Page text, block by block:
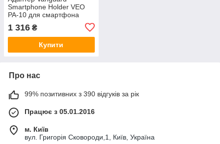
Smartphone Holder VEO
PA-10 для смартфона
1 316 ₴
Купити
Про нас
99% позитивних з 390 відгуків за рік
Працює з 05.01.2016
м. Київ
вул. Григорія Сковороди,1, Київ, Україна